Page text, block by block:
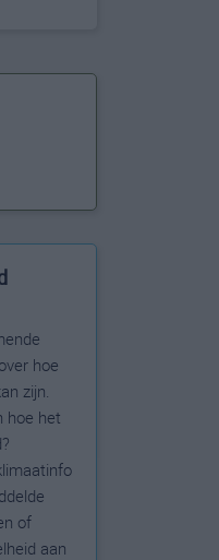
hoe
zijn.
hoe het
of
aan